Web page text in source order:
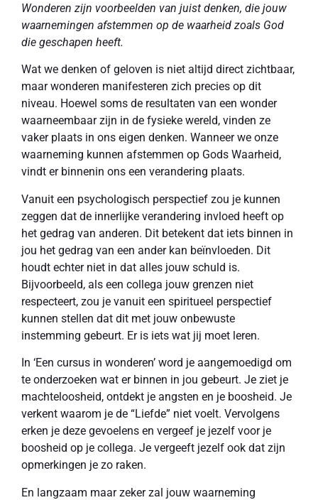
Wonderen zijn voorbeelden van juist denken, die jouw
waarnemingen afstemmen op de waarheid zoals God
die geschapen heeft.
Wat we denken of geloven is niet altijd direct zichtbaar,
maar wonderen manifesteren zich precies op dit
niveau. Hoewel soms de resultaten van een wonder
waarneembaar zijn in de fysieke wereld, vinden ze
vaker plaats in ons eigen denken. Wanneer we onze
waarneming kunnen afstemmen op Gods Waarheid,
vindt er binnenin ons een verandering plaats.
Vanuit een psychologisch perspectief zou je kunnen
zeggen dat de innerlijke verandering invloed heeft op
het gedrag van anderen. Dit betekent dat iets binnen in
jou het gedrag van een ander kan beïnvloeden. Dit
houdt echter niet in dat alles jouw schuld is.
Bijvoorbeeld, als een collega jouw grenzen niet
respecteert, zou je vanuit een spiritueel perspectief
kunnen stellen dat dit met jouw onbewuste
instemming gebeurt. Er is iets wat jij moet leren.
In ‘Een cursus in wonderen’ word je aangemoedigd om
te onderzoeken wat er binnen in jou gebeurt. Je ziet je
machteloosheid, ontdekt je angsten en je boosheid. Je
verkent waarom je de “Liefde” niet voelt. Vervolgens
erken je deze gevoelens en vergeef je jezelf voor je
boosheid op je collega. Je vergeeft jezelf ook dat zijn
opmerkingen je zo raken.
En langzaam maar zeker zal jouw waarneming